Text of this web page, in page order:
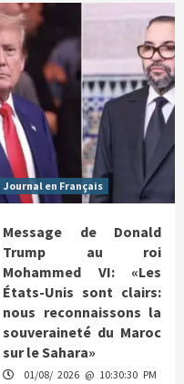
Journal en Français
Message de Donald
Trump au roi
Mohammed VI: «Les
États-Unis sont clairs:
nous reconnaissons la
souveraineté du Maroc
sur le Sahara»
01/08/ 2026 @ 10:30:30 PM